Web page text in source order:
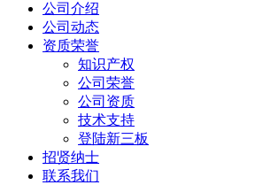
公司介绍
公司动态
资质荣誉
知识产权
公司荣誉
公司资质
技术支持
登陆新三板
招贤纳士
联系我们